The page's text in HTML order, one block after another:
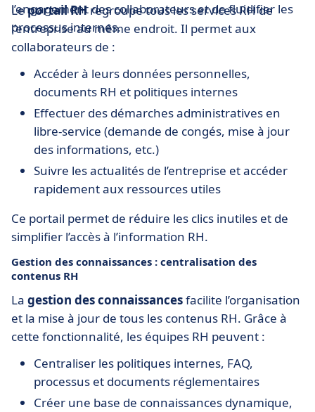
l’engagement des collaborateurs et de fluidifier les
processus internes.
Leportail RHregroupe tous les services RH de
l’entreprise au même endroit. Il permet aux
collaborateurs de :
Accéder à leurs données personnelles,
documents RH et politiques internes
Effectuer des démarches administratives en
libre-service (demande de congés, mise à jour
des informations, etc.)
Suivre les actualités de l’entreprise et accéder
rapidement aux ressources utiles
Ce portail permet de réduire les clics inutiles et de
simplifier l’accès à l’information RH.
Gestion des connaissances : centralisation des
contenus RH
La gestion des connaissancesfacilite l’organisation
et la mise à jour de tous les contenus RH. Grâce à
cette fonctionnalité, les équipes RH peuvent :
Centraliser les politiques internes, FAQ,
processus et documents réglementaires
Créer une base de connaissances dynamique,